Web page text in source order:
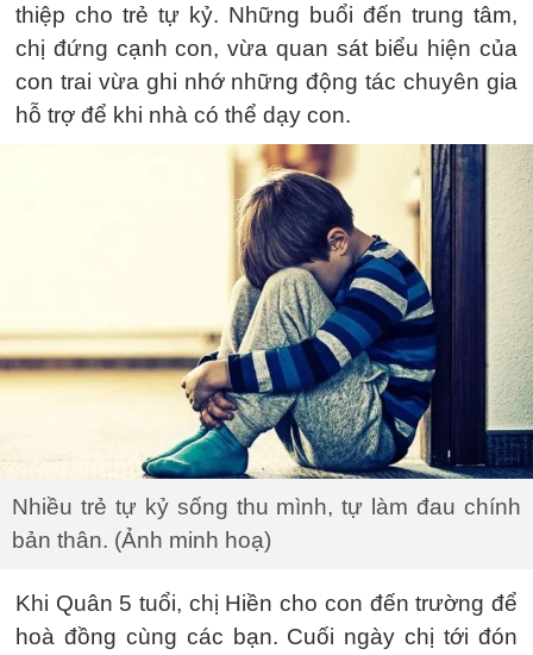
thiệp cho trẻ tự kỷ. Những buổi đến trung tâm,
chị đứng cạnh con, vừa quan sát biểu hiện của
con trai vừa ghi nhớ những động tác chuyên gia
hỗ trợ để khi nhà có thể dạy con.
Nhiều trẻ tự kỷ sống thu mình, tự làm đau chính
bản thân. (Ảnh minh hoạ)
Khi Quân 5 tuổi, chị Hiền cho con đến trường để
hoà đồng cùng các bạn. Cuối ngày chị tới đón